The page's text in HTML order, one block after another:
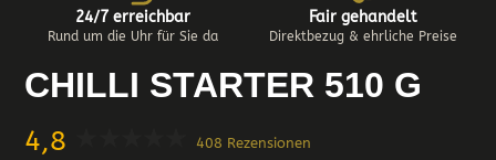
CHILLI STARTER 510 G
4,8 408 Rezensionen
24/7 erreichbar
Rund um die Uhr für Sie da
Fair gehandelt
Direktbezug & ehrliche Preise